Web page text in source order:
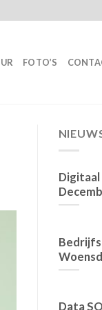
FOTO’S
Digitaal
Data